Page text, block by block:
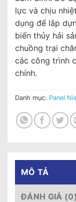
lực và chịu
dụng để lắp
biến thủy hải
chuồng trại
các công trình
chính.
Danh mục: Panel
MÔ TẢ
ĐÁNH GIÁ (0)